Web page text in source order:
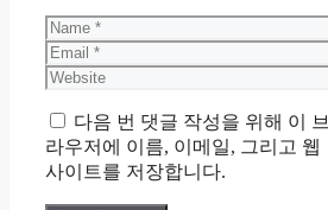
Name
Email
Website
다음 번 댓글 작성을 위해 이 브
라우저에 이름, 이메일, 그리고 웹
사이트를 저장합니다.